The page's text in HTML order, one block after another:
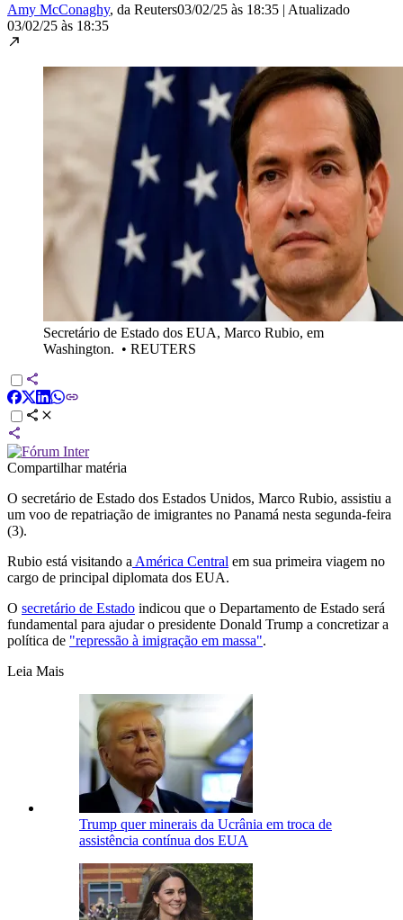
Amy McConaghy, da Reuters03/02/25 às 18:35 | Atualizado
03/02/25 às 18:35
Secretário de Estado dos EUA, Marco Rubio, em
Washington. • REUTERS
Compartilhar matéria
O secretário de Estado dos Estados Unidos, Marco Rubio, assistiu a
um voo de repatriação de imigrantes no Panamá nesta segunda-feira
(3).
Rubio está visitando a América Central em sua primeira viagem no
cargo de principal diplomata dos EUA.
O secretário de Estado indicou que o Departamento de Estado será
fundamental para ajudar o presidente Donald Trump a concretizar a
política de "repressão à imigração em massa".
Leia Mais
Trump quer minerais da Ucrânia em troca de
assistência contínua dos EUA